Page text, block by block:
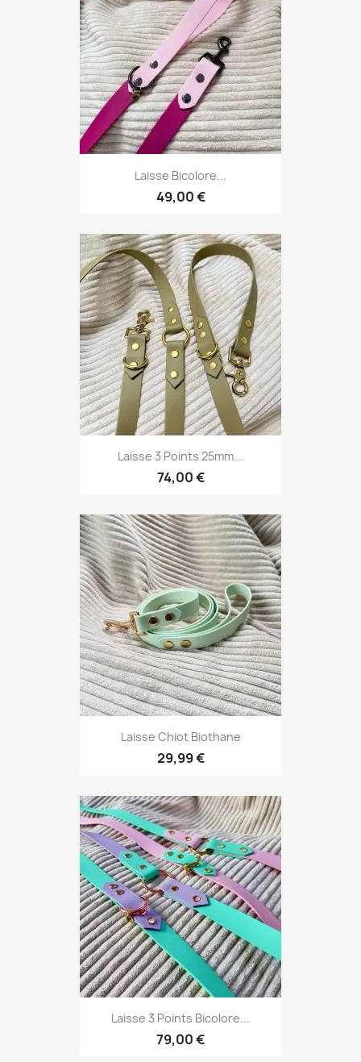
Laisse Bicolore...
49,00 €
Laisse 3 Points 25mm...
74,00 €
Laisse Chiot Biothane
29,99 €
Laisse 3 Points Bicolore...
79,00 €